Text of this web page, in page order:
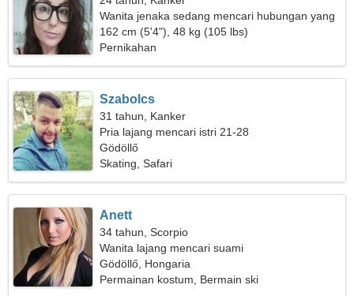
Wanita jenaka sedang mencari hubungan yang
serius
162 cm (5'4"), 48 kg (105 lbs)
Pernikahan
Szabolcs
31 tahun, Kanker
Pria lajang mencari istri 21-28
Gödöllő
Skating, Safari
Anett
34 tahun, Scorpio
Wanita lajang mencari suami
Gödöllő, Hongaria
Permainan kostum, Bermain ski